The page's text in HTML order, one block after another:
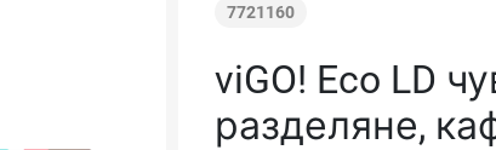
7721160
viGO! Eco LD
разделяне,